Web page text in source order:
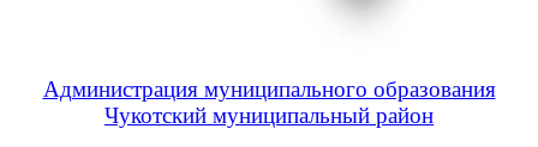
Администрация муниципального образования
Чукотский муниципальный район